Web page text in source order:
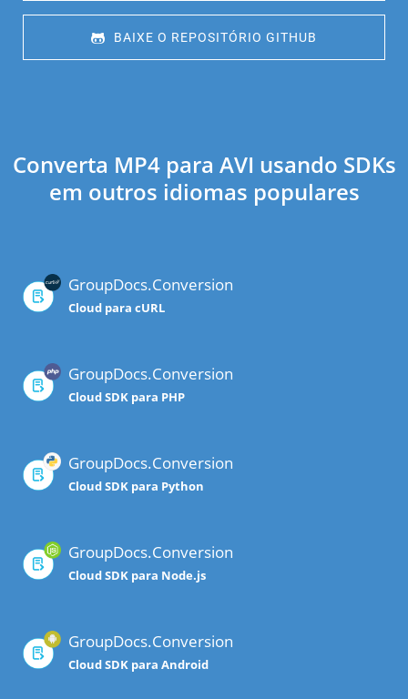
BAIXE O REPOSITÓRIO GITHUB
Converta MP4 para AVI usando SDKs
em outros idiomas populares
GroupDocs.Conversion
Cloud para cURL
GroupDocs.Conversion
Cloud SDK para PHP
GroupDocs.Conversion
Cloud SDK para Python
GroupDocs.Conversion
Cloud SDK para Node.js
GroupDocs.Conversion
Cloud SDK para Android